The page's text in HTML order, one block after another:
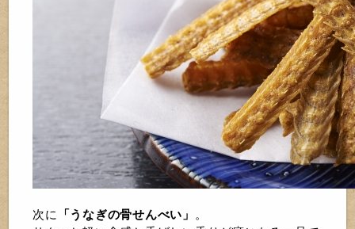
次に 「うなぎの骨せんべい」 。